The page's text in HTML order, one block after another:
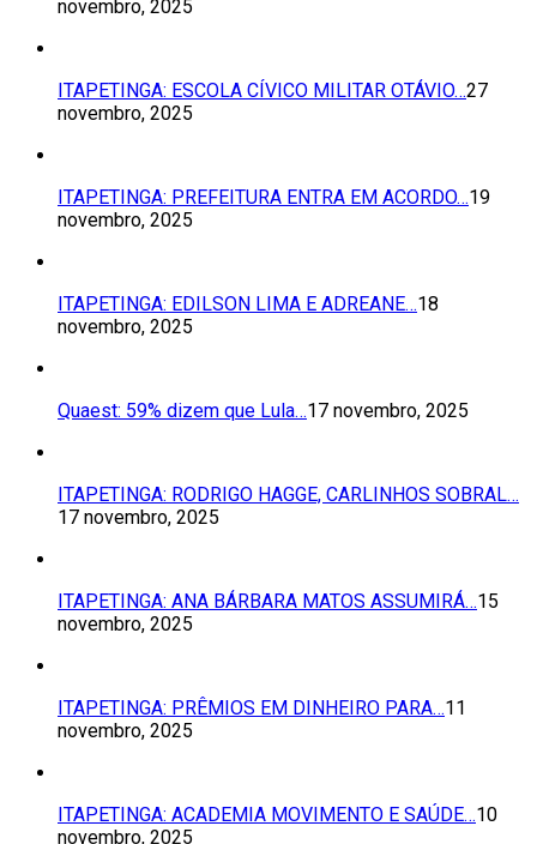
novembro, 2025
ITAPETINGA: ESCOLA CÍVICO MILITAR OTÁVIO…27
novembro, 2025
ITAPETINGA: PREFEITURA ENTRA EM ACORDO…19
novembro, 2025
ITAPETINGA: EDILSON LIMA E ADREANE…18
novembro, 2025
Quaest: 59% dizem que Lula…17 novembro, 2025
ITAPETINGA: RODRIGO HAGGE, CARLINHOS SOBRAL…
17 novembro, 2025
ITAPETINGA: ANA BÁRBARA MATOS ASSUMIRÁ…15
novembro, 2025
ITAPETINGA: PRÊMIOS EM DINHEIRO PARA…11
novembro, 2025
ITAPETINGA: ACADEMIA MOVIMENTO E SAÚDE…10
novembro, 2025